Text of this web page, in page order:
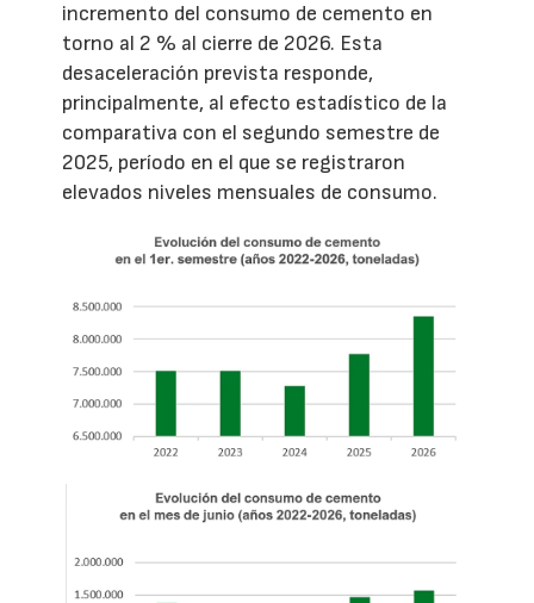
incremento del consumo de cemento en
torno al 2 % al cierre de 2026. Esta
desaceleración prevista responde,
principalmente, al efecto estadístico de la
comparativa con el segundo semestre de
2025, período en el que se registraron
elevados niveles mensuales de consumo.